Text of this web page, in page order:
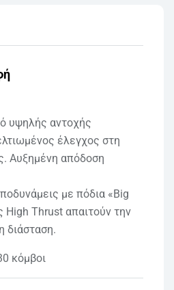
υψηλής αντοχής
έλεγχος στη
Αυξημένη απόδοση
με πόδια «Big
High Thrust απαιτούν την
διάσταση.
κόμβοι